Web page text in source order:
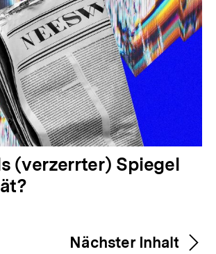
(verzerrter) Spiegel
Nächster Inhalt